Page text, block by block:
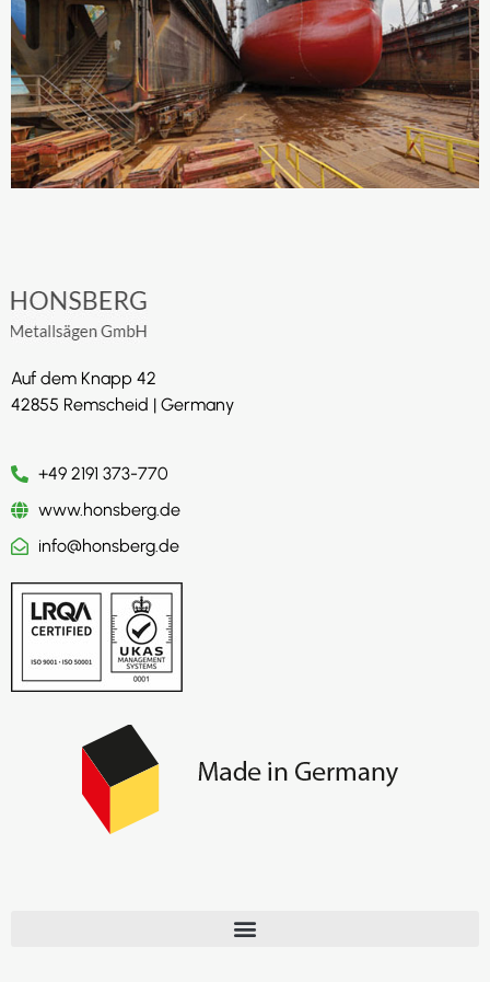
Auf dem Knapp 42
42855 Remscheid | Germany
+49 2191 373-770
www.honsberg.de
info@honsberg.de